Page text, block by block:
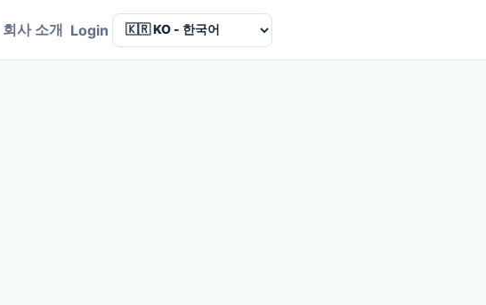
회사 소개 Login Language